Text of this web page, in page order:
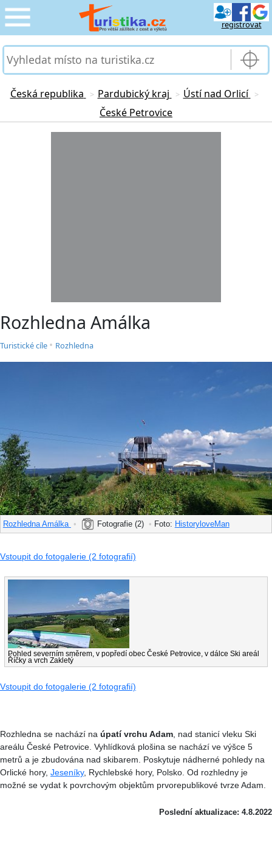
registrovat
CESTOVÁNÍ
SLUŽBY & DOPRAVA
›
Česká republika > Pardubický kraj > Ústí nad Orlicí >
České Petrovice
Rozhledna Amálka
Turistické cíle • Rozhledna
Rozhledna Amálka • Fotografie (2) • Foto: HistoryloveMan
Vstoupit do fotogalerie (2 fotografií)
Pohled severním směrem, v popředí obec České Petrovice, v dálce Ski areál
Říčky a vrch Zakletý
Vstoupit do fotogalerie (2 fotografií)
Rozhledna se nachází na úpatí vrchu Adam , nad stanicí vleku Ski
areálu České Petrovice. Vyhlídková plošina se nachází ve výšce 5
metrů a je zbudována nad skibarem. Poskytuje nádherné pohledy na
Orlické hory, Jeseníky, Rychlebské hory, Polsko. Od rozhledny je
možné se vydat k povrchovým objektům prvorepublikové tvrze Adam.
Poslední aktualizace: 4.8.2022